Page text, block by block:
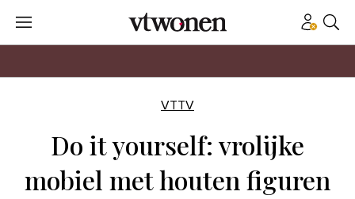
VTTV
Do it yourself: vrolijke
mobiel met houten figuren